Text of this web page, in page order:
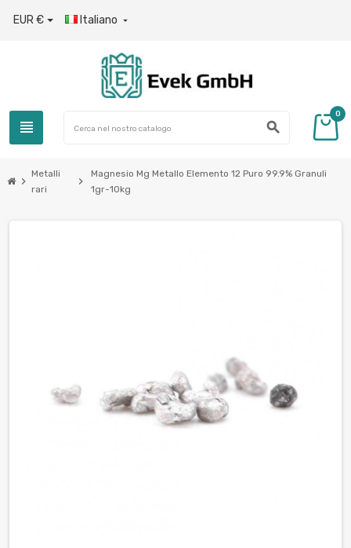
EUR € Italiano 
view_headline search
0
chevron_right
Metalli
rari
chevron_right
Magnesio Mg Metallo Elemento 12 Puro 99.9% Granuli
1gr-10kg